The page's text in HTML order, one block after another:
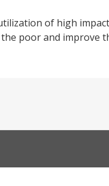
of high
poor and improve